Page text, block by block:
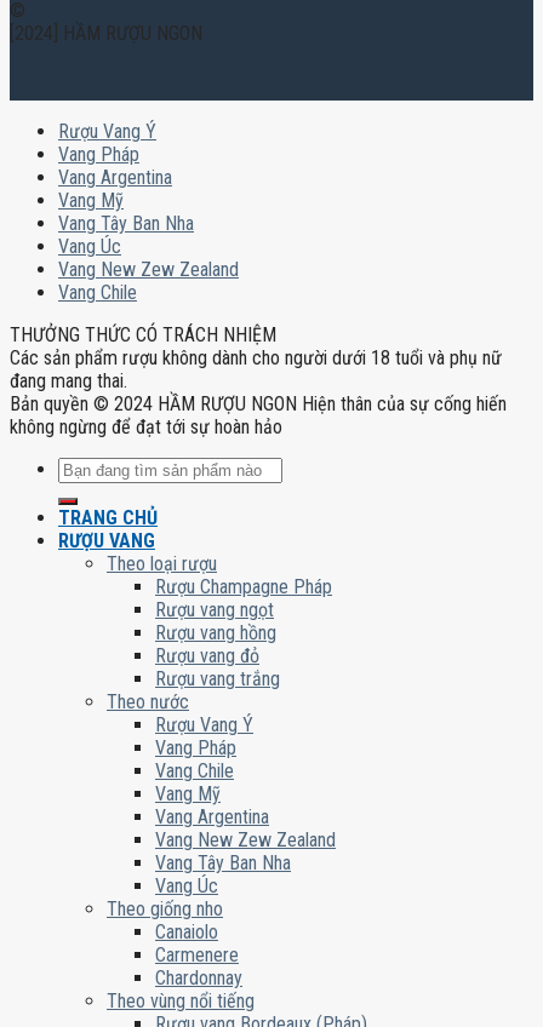
©
[2024] HẦM RƯỢU NGON
Rượu Vang Ý
Vang Pháp
Vang Argentina
Vang Mỹ
Vang Tây Ban Nha
Vang Úc
Vang New Zew Zealand
Vang Chile
THƯỞNG THỨC CÓ TRÁCH NHIỆM
Các sản phẩm rượu không dành cho người dưới 18 tuổi và phụ nữ
đang mang thai.
Bản quyền © 2024 HẦM RƯỢU NGON Hiện thân của sự cống hiến
không ngừng để đạt tới sự hoàn hảo
Tìm
kiếm:
TRANG CHỦ
RƯỢU VANG
Theo loại rượu
Rượu Champagne Pháp
Rượu vang ngọt
Rượu vang hồng
Rượu vang đỏ
Rượu vang trắng
Theo nước
Rượu Vang Ý
Vang Pháp
Vang Chile
Vang Mỹ
Vang Argentina
Vang New Zew Zealand
Vang Tây Ban Nha
Vang Úc
Theo giống nho
Canaiolo
Carmenere
Chardonnay
Theo vùng nổi tiếng